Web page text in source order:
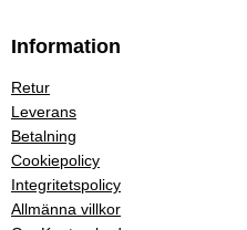
Information
Retur
Leverans
Betalning
Cookiepolicy
Integritetspolicy
Allmänna villkor